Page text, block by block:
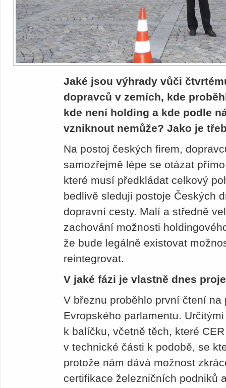
Jaké jsou výhrady vůči
dopravců v zemích, kde
kde není holding a kde podle
vzniknout nemůže? Jako je
Na postoj českých firem,
samozřejmě lépe se otázat
které musí předkládat celkový
bedlivě sleduji postoje Českých
dopravní cesty. Malí a středně
zachování možnosti
že bude legálně existovat
reintegrovat.
V jaké fázi je vlastně dnes
V březnu proběhlo první čtení
Evropského parlamentu.
k balíčku, včetně těch, které
v technické části k podobě, se
protože nám dává možnost
certifikace železničních podniků